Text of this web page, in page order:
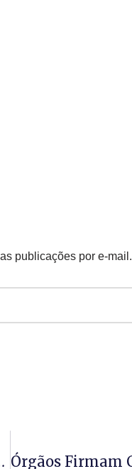
publicações por e-mail.
15 De Outubro De 2025